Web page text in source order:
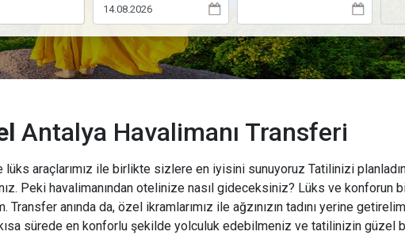
Antalya Havalimanı Transferi
araçlarımız ile birlikte sizlere en iyisini sunuyoruz Tatilinizi
Peki havalimanından otelinize nasıl gideceksiniz? Lüks ve konforun
anında da, özel ikramlarımız ile ağzınızın tadını yerine
sürede en konforlu şekilde yolculuk edebilmeniz ve tatilinizin güzel